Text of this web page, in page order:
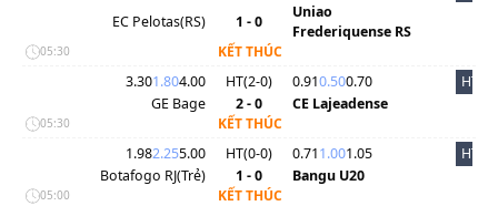
EC Pelotas(RS)
1 - 0
Uniao
Frederiquense RS
05:30
KẾT THÚC
3.301.804.00 HT(2-0) 0.910.500.70
HT
GE Bage
2 - 0 CE Lajeadense
05:30
KẾT THÚC
1.982.255.00 HT(0-0) 0.711.001.05
HT
Botafogo RJ(Trẻ)
1 - 0 Bangu U20
05:00
KẾT THÚC